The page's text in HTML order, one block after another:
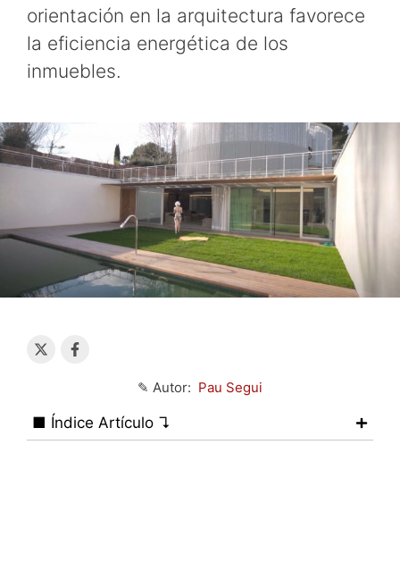
orientación en la arquitectura favorece
la eficiencia energética de los
inmuebles.
✎ Autor: Pau Segui
■ Índice Artículo ↴